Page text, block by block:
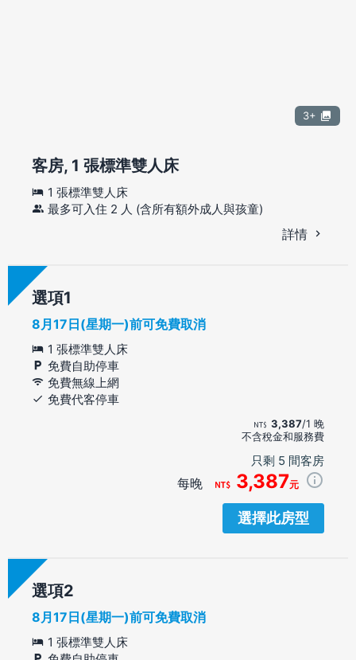
3+
客房, 1 張標準雙人床
1 張標準雙人床
最多可入住 2 人 (含所有額外成人與孩童)
詳情
選項
8月17日(星期一)前可免費取消
1 張標準雙人床
免費自助停車
免費無線上網
免費代客停車
3,387/1 晚
不含稅金和服務費
只剩 5 間客房
每晚 3,387元
選擇此房型
選項
8月17日(星期一)前可免費取消
1 張標準雙人床